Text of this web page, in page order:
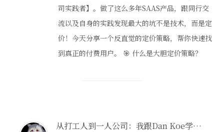
司实践者】。做了这么多年SAAS产品，跟同行交
流以及自身的实践发现最大的坑不是技术，而是定
价！今天分享一个反直觉的定价策略，帮你快速找
到真正的付费用户。 🎯 什么是大胆定价策略？
从打工人到一人公司：我跟Dan Koe学到的3个人生原则